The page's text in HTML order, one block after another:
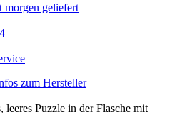
morgen geliefert
zum Hersteller
Puzzle in der Flasche mit